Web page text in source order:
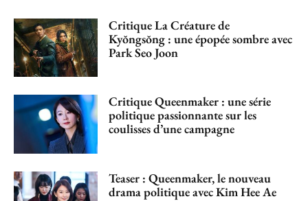
Critique La Créature de
Kyŏngsŏng : une épopée sombre avec
Park Seo Joon
Critique Queenmaker : une série
politique passionnante sur les
coulisses d’une campagne
Teaser : Queenmaker, le nouveau
drama politique avec Kim Hee Ae